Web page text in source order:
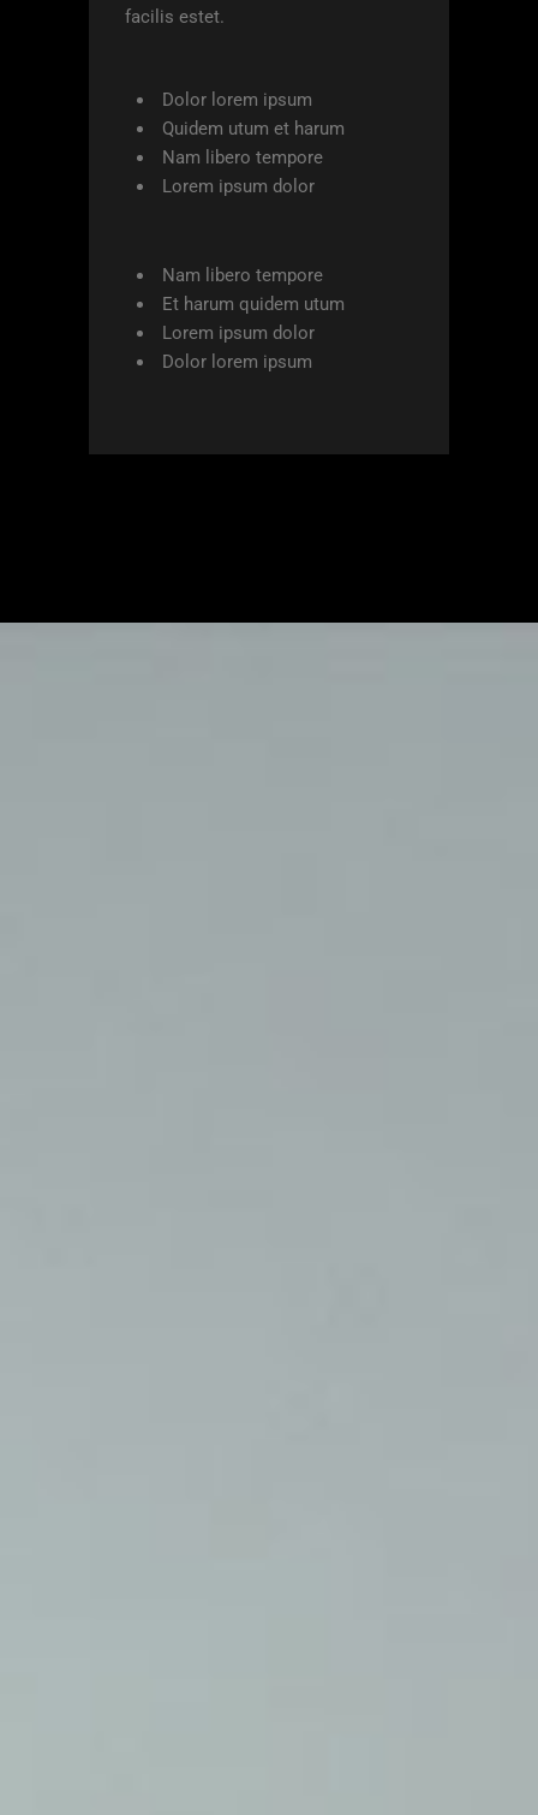
facilis estet.
Dolor lorem ipsum
Quidem utum et harum
Nam libero tempore
Lorem ipsum dolor
Nam libero tempore
Et harum quidem utum
Lorem ipsum dolor
Dolor lorem ipsum